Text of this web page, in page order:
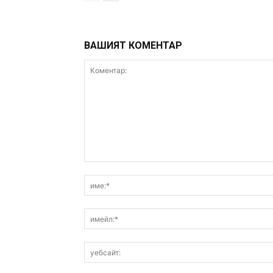
ВАШИЯТ КОМЕНТАР